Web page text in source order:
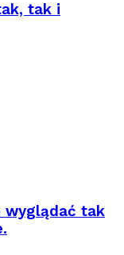
tak i
wyglądać tak